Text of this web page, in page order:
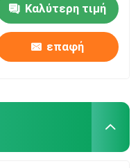
Καλύτερη τιμή
επαφή